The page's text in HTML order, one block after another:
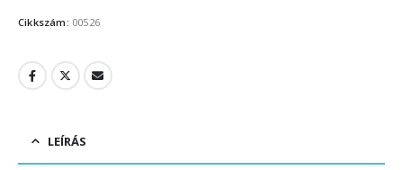
Cikkszám: 00526
LEÍRÁS